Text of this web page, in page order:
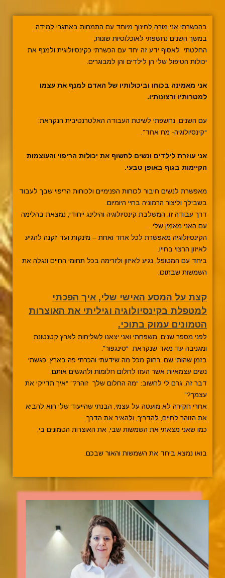
בהכשרתי אני מורה לחינוך מיוחד עם התמחות באתגרי למידה.
במשך השנים נחשפתי לאוכלוסיות שונות,
החלטתי לאסוף ידע זה יחד עם הכשרתי כקינסיולוגית ולמנף את
יכולות הטיפול שלי הן לילדים והן למבוגרים.
אני מאמינה בכוחו וביכולותיו של האדם למנף את עצמו
למטרותיו ורצונותיו.
עם השנים, נחשפתי לשיטת העבודה האלטרנטיבית הנקראת:
“קינסיולוגיה- מח אחד”.
אני עוזרת לילדים ונשים לחשוף את יכולות הריפוי והעוצמות
הקיימות בגוף באופן טבעי.
מאפשרת לנשים חיבור לכוחות הפנימיים ולכוחות הריפוי שבך לעבוד
בשבילך וליצור הרמוניה בחיי היומיום.
דרך עבודה זו, המשלבת קינסיולוגיה והילינג ייחודי, נמצאת בהלימה
עם האני מאמין שלי.
הקינסיולוגיה מאפשרת לכל אחד ואחת – מינקות ועד זקנה להגיע
לאיזון הרצוי בחייו.
ביחד עם המטופל, נגיע לאיזון ולזרימה בכל תחומי החיים ונגלה את
השמשות שבתוכו.
קצת על המסע האישי שלי, איך הפכתי
למטפלת בקינסיולוגיה וגיליתי את האוצרות
הטמונים עמוק בתוכי.
לפני מספר שנים, משפחתי ואני יצאנו לשליחות לארץ קטנטונת
ומגניבה עד מאד שנקראת “סינגפור”.
בזמן שהותי שם, רחוק מכל מה שידעתי והכרתי פה בארץ, פגשתי
נשים עצמאיות אשר העזו לחלום חלומות ולהגשים אותם.
דבר זה, גרם לי לחשוב: “מה החלום שלך זוהר?” “איך תדייקי את
עצמך?”
אחרי חקירה לא מועטה על עצמי, הבנתי שהייעוד שלי הוא להביא
את הזוהר לחיים, להדריך, ולהאיר את הדרך.
כמו שאני מצאתי את השמשות שבי, את האוצרות הטמונים בי,
בואו נמצא ביחד את השמשות והאור שבכם.